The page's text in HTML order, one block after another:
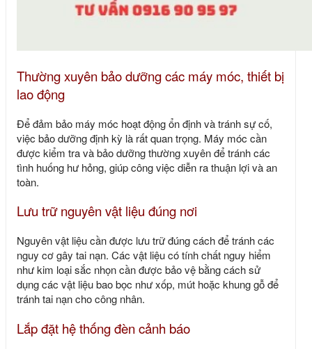
Thường xuyên bảo dưỡng các máy móc, thiết bị
lao động
Để đảm bảo máy móc hoạt động ổn định và tránh sự cố,
việc bảo dưỡng định kỳ là rất quan trọng. Máy móc cần
được kiểm tra và bảo dưỡng thường xuyên để tránh các
tình huống hư hỏng, giúp công việc diễn ra thuận lợi và an
toàn.
Lưu trữ nguyên vật liệu đúng nơi
Nguyên vật liệu cần được lưu trữ đúng cách để tránh các
nguy cơ gây tai nạn. Các vật liệu có tính chất nguy hiểm
như kim loại sắc nhọn cần được bảo vệ bằng cách sử
dụng các vật liệu bao bọc như xốp, mút hoặc khung gỗ để
tránh tai nạn cho công nhân.
Lắp đặt hệ thống đèn cảnh báo